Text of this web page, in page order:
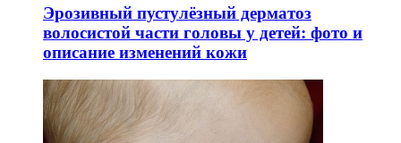
Эрозивный пустулёзный дерматоз
волосистой части головы у детей: фото и
описание изменений кожи